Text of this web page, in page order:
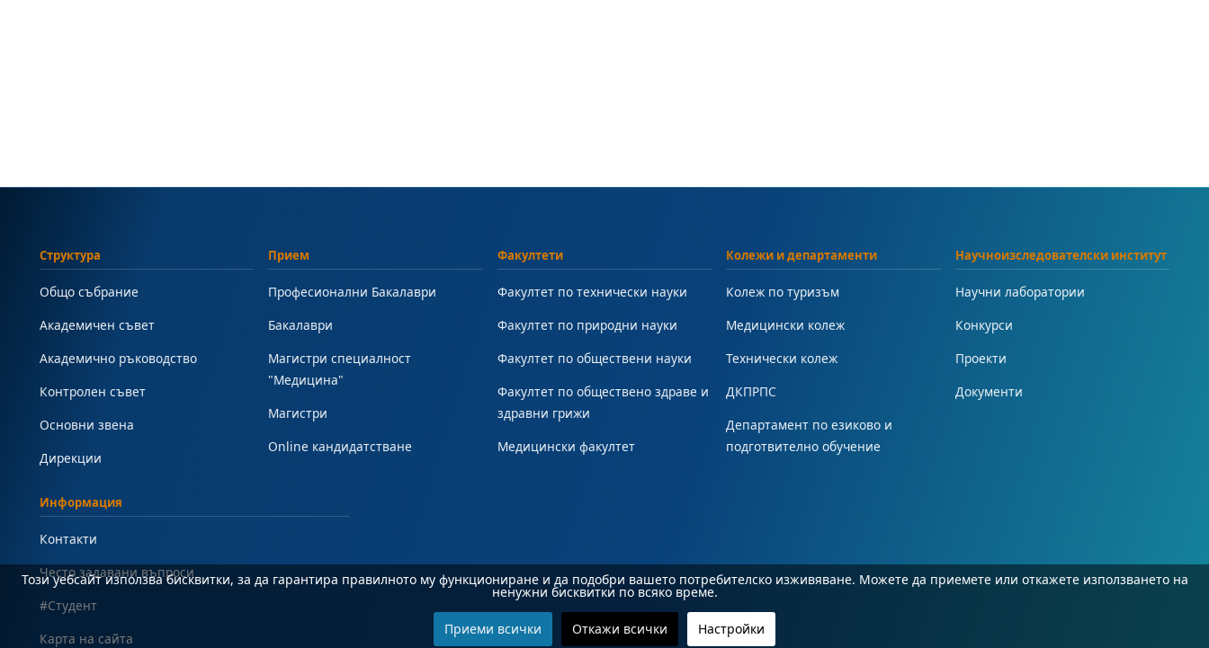
Структура
Общо събрание
Академичен съвет
Академично ръководство
Контролен съвет
Основни звена
Дирекции
Прием
Професионални Бакалаври
Бакалаври
Магистри специалност
"Медицина"
Магистри
Online кандидатстване
Факултети
Факултет по технически науки
Факултет по природни науки
Факултет по обществени науки
Факултет по обществено здраве и
здравни грижи
Медицински факултет
Колежи и департаменти
Колеж по туризъм
Медицински колеж
Технически колеж
ДКПРПС
Департамент по езиково и
подготвително обучение
Научноизследователски институт
Научни лаборатории
Конкурси
Проекти
Документи
Информация
Контакти
Често задавани въпроси
#Студент
Карта на сайта
Този уебсайт използва бисквитки, за да гарантира правилното му функциониране и да подобри вашето потребителско изживяване. Можете да приемете или откажете използването на
ненужни бисквитки по всяко време.
Приеми всички Откажи всички Настройки